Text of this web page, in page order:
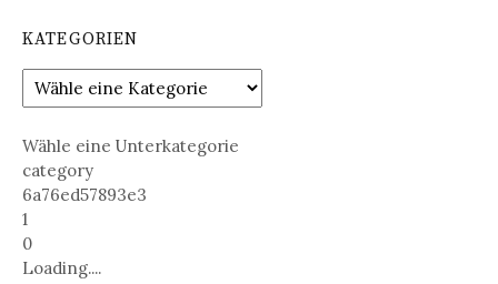
KATEGORIEN
Wähle eine Unterkategorie
category
6a76ed57893e3
1
0
Loading....